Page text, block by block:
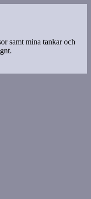
samt mina tankar och